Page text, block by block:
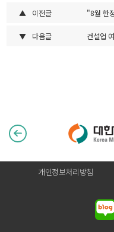
▲ 이전글 "8월 한
▼ 다음글 건설업
개인정보처리방침